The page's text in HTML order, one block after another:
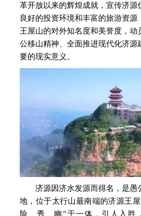
革开放以来的辉煌成就，宣传济源
良好的投资环境和丰富的旅游资源
王屋山的对外知名度和美誉度，动
公移山精神、全面推进现代化济源
要的现实意义。
济源因济水发源而得名，是愚
地，位于太行山最南端的济源王屋
险、秀、幽”于一体，引人入胜